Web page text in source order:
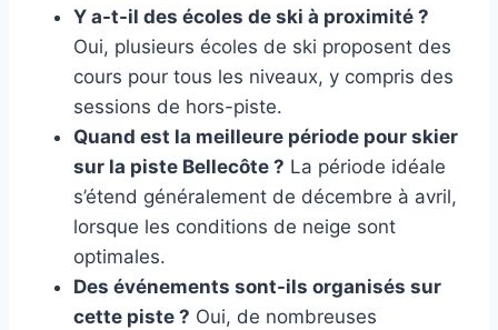
Y a-t-il des écoles de ski à proximité ?
Oui, plusieurs écoles de ski proposent des
cours pour tous les niveaux, y compris des
sessions de hors-piste.
Quand est la meilleure période pour skier
sur la piste Bellecôte ? La période idéale
s’étend généralement de décembre à avril,
lorsque les conditions de neige sont
optimales.
Des événements sont-ils organisés sur
cette piste ? Oui, de nombreuses